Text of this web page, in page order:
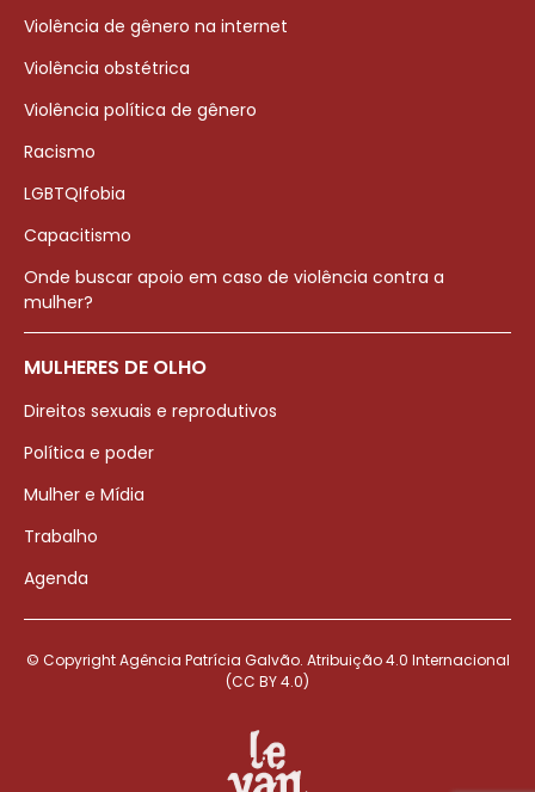
Violência de gênero na internet
Violência obstétrica
Violência política de gênero
Racismo
LGBTQIfobia
Capacitismo
Onde buscar apoio em caso de violência contra a
mulher?
MULHERES DE OLHO
Direitos sexuais e reprodutivos
Política e poder
Mulher e Mídia
Trabalho
Agenda
© Copyright Agência Patrícia Galvão. Atribuição 4.0 Internacional
(CC BY 4.0)